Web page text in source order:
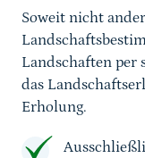
Soweit nicht
Landschaften per
das
Erholung.